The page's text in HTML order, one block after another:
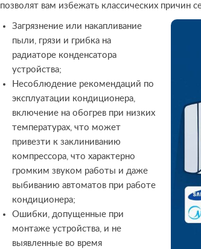
позволят вам избежать классических причин
Загрязнение или накапливание
пыли, грязи и грибка на
радиаторе конденсатора
устройства;
Несоблюдение рекомендаций по
эксплуатации кондиционера,
включение на обогрев при низких
температурах, что может
привезти к заклиниванию
компрессора, что характерно
громким звуком работы и даже
выбиванию автоматов при работе
кондиционера;
Ошибки, допущенные при
монтаже устройства, и не
выявленные во время